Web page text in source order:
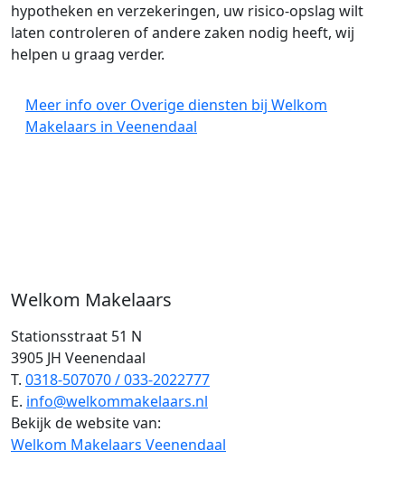
Welkom Makelaars
Stationsstraat 51 N
3905 JH Veenendaal
T. 0318-507070 / 033-2022777
E. info@welkommakelaars.nl
Bekijk de website van:
Welkom Makelaars Veenendaal
hypotheken en verzekeringen, uw risico-opslag wilt
laten controleren of andere zaken nodig heeft, wij
helpen u graag verder.
Meer info over Overige diensten bij Welkom
Makelaars in Veenendaal